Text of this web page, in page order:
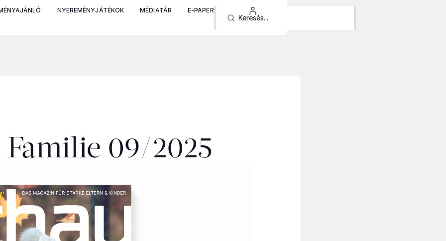
NYEREMÉNYJÁTÉKOK MÉDIATÁR E-PAPER
Familie 09/2025